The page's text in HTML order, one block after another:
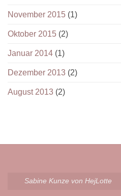
November 2015 (1)
Oktober 2015 (2)
Januar 2014 (1)
Dezember 2013 (2)
August 2013 (2)
Sabine Kunze von HejLotte